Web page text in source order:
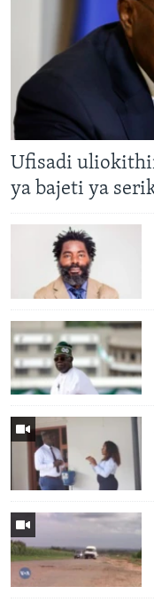
Ufisadi
ya bajeti ya